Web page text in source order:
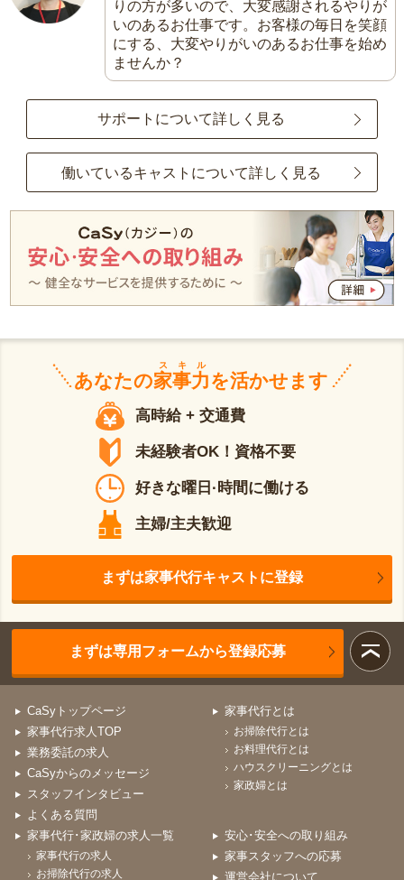
りの方が多いので、大変感謝されるやりが
いのあるお仕事です。お客様の毎日を笑顔
にする、大変やりがいのあるお仕事を始め
ませんか？
サポートについて詳しく見る
働いているキャストについて詳しく見る
あなたの家事力
スキル
を活かせます
高時給 + 交通費
未経験者OK！資格不要
好きな曜日·時間に働ける
主婦/主夫歓迎
まずは家事代行キャストに登録
まずは専用フォームから登録応募
CaSyトップページ
家事代行求人TOP
業務委託の求人
CaSyからのメッセージ
スタッフインタビュー
よくある質問
家事代行とは
お掃除代行とは
お料理代行とは
ハウスクリーニングとは
家政婦とは
家事代行･家政婦の求人一覧
家事代行の求人
お掃除代行の求人
安心･安全への取り組み
家事スタッフへの応募
運営会社について